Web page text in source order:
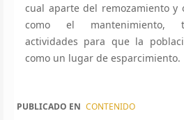
cual aparte del remozamiento y
como el mantenimiento,
actividades para que la
como un lugar de esparcimiento.
PUBLICADO EN CONTENIDO